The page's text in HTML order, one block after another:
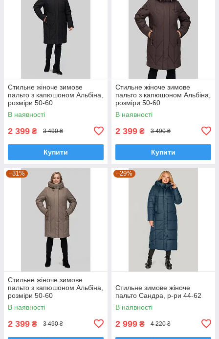
Стильне жіноче зимове
пальто з капюшоном Альбіна,
розміри 50-60
В наявності
2 399 ₴ 3 490 ₴
Купити
Стильне жіноче зимове
пальто з капюшоном Альбіна,
розміри 50-60
В наявності
2 399 ₴ 3 490 ₴
Купити
–31%
Стильне жіноче зимове
пальто з капюшоном Альбіна,
розміри 50-60
В наявності
2 399 ₴ 3 490 ₴
–29%
Стильне зимове жіноче
пальто Сандра, р-ри 44-62
В наявності
2 999 ₴ 4 220 ₴